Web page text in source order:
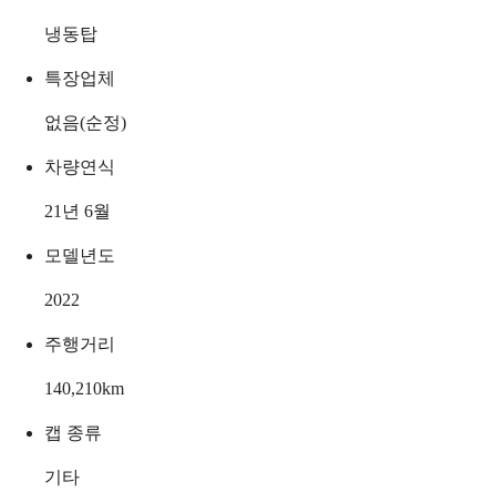
냉동탑
특장업체
없음(순정)
차량연식
21년 6월
모델년도
2022
주행거리
140,210km
캡 종류
기타